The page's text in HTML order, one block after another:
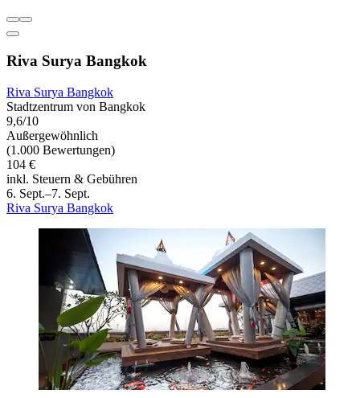
Riva Surya Bangkok
Riva Surya Bangkok
Stadtzentrum von Bangkok
9,6/10
Außergewöhnlich
(1.000 Bewertungen)
104 €
inkl. Steuern & Gebühren
6. Sept.–7. Sept.
Riva Surya Bangkok